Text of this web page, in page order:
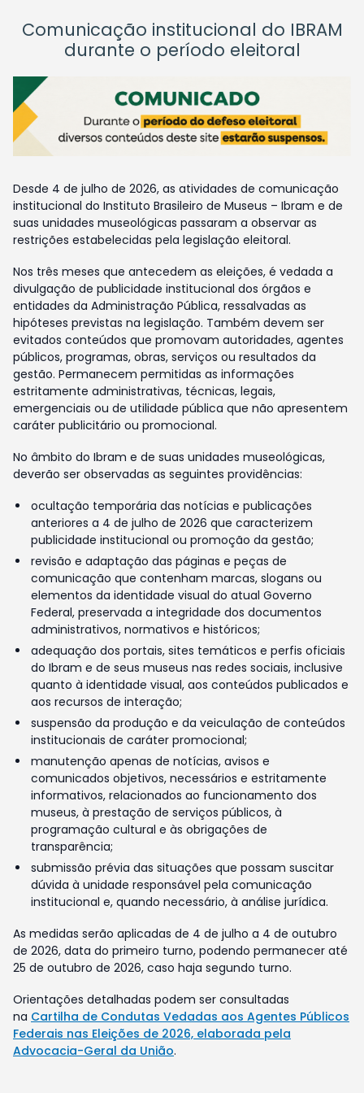
Comunicação institucional do IBRAM
durante o período eleitoral
Desde 4 de julho de 2026, as atividades de comunicação
institucional do Instituto Brasileiro de Museus – Ibram e de
suas unidades museológicas passaram a observar as
restrições estabelecidas pela legislação eleitoral.
Nos três meses que antecedem as eleições, é vedada a
divulgação de publicidade institucional dos órgãos e
entidades da Administração Pública, ressalvadas as
hipóteses previstas na legislação. Também devem ser
evitados conteúdos que promovam autoridades, agentes
públicos, programas, obras, serviços ou resultados da
gestão. Permanecem permitidas as informações
estritamente administrativas, técnicas, legais,
emergenciais ou de utilidade pública que não apresentem
caráter publicitário ou promocional.
No âmbito do Ibram e de suas unidades museológicas,
deverão ser observadas as seguintes providências:
ocultação temporária das notícias e publicações
anteriores a 4 de julho de 2026 que caracterizem
publicidade institucional ou promoção da gestão;
revisão e adaptação das páginas e peças de
comunicação que contenham marcas, slogans ou
elementos da identidade visual do atual Governo
Federal, preservada a integridade dos documentos
administrativos, normativos e históricos;
adequação dos portais, sites temáticos e perfis oficiais
do Ibram e de seus museus nas redes sociais, inclusive
quanto à identidade visual, aos conteúdos publicados e
aos recursos de interação;
suspensão da produção e da veiculação de conteúdos
institucionais de caráter promocional;
manutenção apenas de notícias, avisos e
comunicados objetivos, necessários e estritamente
informativos, relacionados ao funcionamento dos
museus, à prestação de serviços públicos, à
programação cultural e às obrigações de
transparência;
submissão prévia das situações que possam suscitar
dúvida à unidade responsável pela comunicação
institucional e, quando necessário, à análise jurídica.
As medidas serão aplicadas de 4 de julho a 4 de outubro
de 2026, data do primeiro turno, podendo permanecer até
25 de outubro de 2026, caso haja segundo turno.
Orientações detalhadas podem ser consultadas
na Cartilha de Condutas Vedadas aos Agentes Públicos
Federais nas Eleições de 2026, elaborada pela
Advocacia-Geral da União.